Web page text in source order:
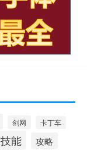
剑网 卡丁车
技能 攻略